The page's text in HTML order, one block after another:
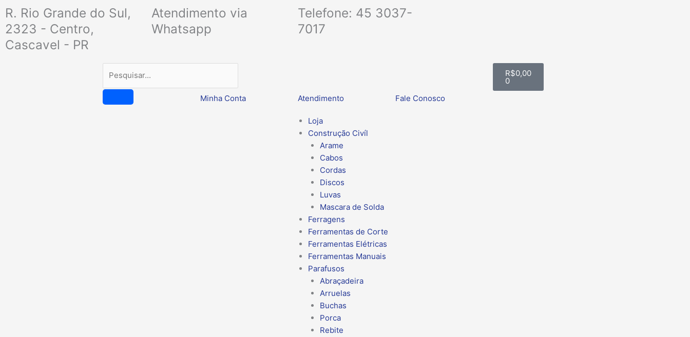
para
conteúdo
R. Rio Grande do Sul,
2323 - Centro,
Cascavel - PR
Atendimento via
Whatsapp
Telefone: 45 3037-
7017
Minha Conta Atendimento Fale Conosco
R$0,00
0
Carrinho
Loja
Construção Civíl
Arame
Cabos
Cordas
Discos
Luvas
Mascara de Solda
Ferragens
Ferramentas de Corte
Ferramentas Elétricas
Ferramentas Manuais
Parafusos
Abraçadeira
Arruelas
Buchas
Porca
Rebite